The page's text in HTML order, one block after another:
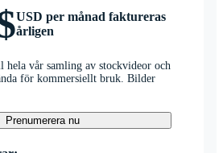
USD per månad faktureras
årligen
vår samling av stockvideor och
för kommersiellt bruk. Bilder
Prenumerera nu